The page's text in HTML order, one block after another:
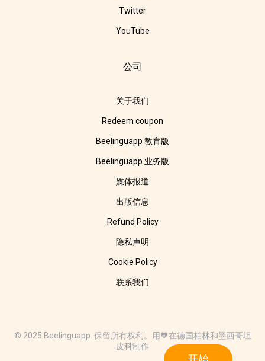
Twitter
YouTube
公司
关于我们
Redeem coupon
Beelinguapp 教育版
Beelinguapp 业务版
媒体报道
出版信息
Refund Policy
隐私声明
Cookie Policy
联系我们
© 2025 Beelinguapp. 保留所有权利。用🧡在德国柏林和墨西哥坦
皮科制作